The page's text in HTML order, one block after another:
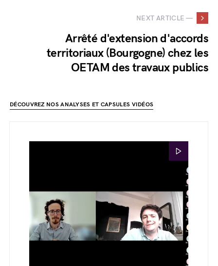
NEXT ARTICLE —
Arrêté d'extension d'accords
territoriaux (Bourgogne) chez les
OETAM des travaux publics
DÉCOUVREZ NOS ANALYSES ET CAPSULES VIDÉOS